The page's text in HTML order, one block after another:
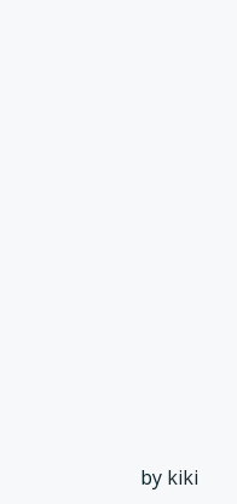
by kiki